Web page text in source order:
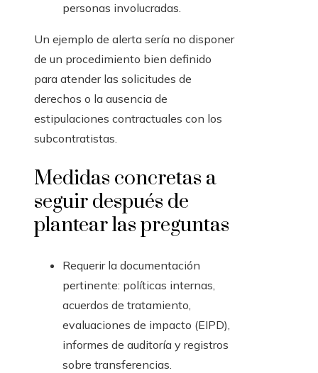
personas involucradas.
Un ejemplo de alerta sería no disponer
de un procedimiento bien definido
para atender las solicitudes de
derechos o la ausencia de
estipulaciones contractuales con los
subcontratistas.
Medidas concretas a
seguir después de
plantear las preguntas
Requerir la documentación
pertinente: políticas internas,
acuerdos de tratamiento,
evaluaciones de impacto (EIPD),
informes de auditoría y registros
sobre transferencias.